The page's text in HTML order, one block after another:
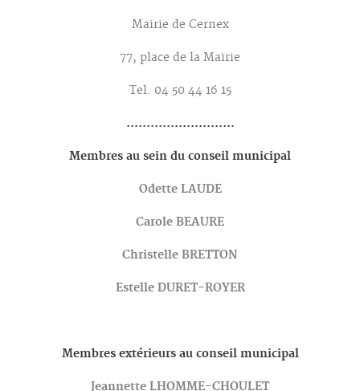
Mairie de Cernex
77, place de la Mairie
Tel. 04 50 44 16 15
...........................
Membres au sein du conseil municipal
Odette LAUDE
Carole BEAURE
Christelle BRETTON
Estelle DURET-ROYER
Membres extérieurs au conseil municipal
Jeannette LHOMME-CHOULET